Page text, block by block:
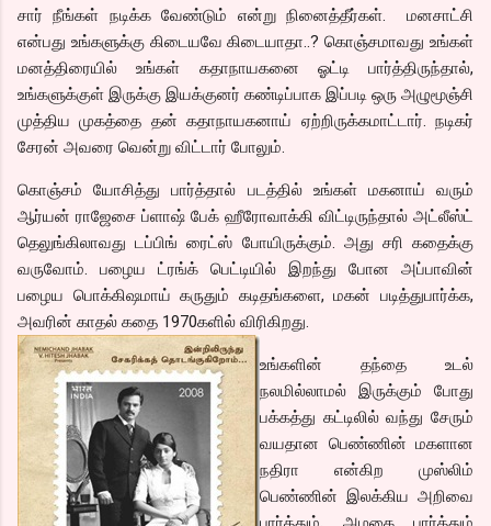
சார் நீங்கள் நடிக்க வேண்டும் என்று நினைத்தீர்கள். மனசாட்சி
என்பது உங்களுக்கு கிடையவே கிடையாதா..? கொஞ்சமாவது உங்கள்
மனத்திரையில் உங்கள் கதாநாயகனை ஓட்டி பார்த்திருந்தால்,
உங்களுக்குள் இருக்கு இயக்குனர் கண்டிப்பாக இப்படி ஒரு அழுமூஞ்சி
முத்திய முகத்தை தன் கதாநாயகனாய் ஏற்றிருக்கமாட்டார். நடிகர்
சேரன் அவரை வென்று விட்டார் போலும்.
கொஞ்சம் யோசித்து பார்த்தால் படத்தில் உங்கள் மகனாய் வரும்
ஆர்யன் ராஜேசை ப்ளாஷ் பேக் ஹீரோவாக்கி விட்டிருந்தால் அட்லீஸ்ட்
தெலுங்கிலாவது டப்பிங் ரைட்ஸ் போயிருக்கும். அது சரி கதைக்கு
வருவோம். பழைய ட்ரங்க் பெட்டியில் இறந்து போன அப்பாவின்
பழைய பொக்கிஷமாய் கருதும் கடிதங்களை, மகன் படித்துபார்க்க,
அவரின் காதல் கதை 1970களில் விரிகிறது.
உங்களின் தந்தை உடல்
நலமில்லாமல் இருக்கும் போது
பக்கத்து கட்டிலில் வந்து சேரும்
வயதான பெண்ணின் மகளான
நதிரா என்கிற முஸ்லிம்
பெண்ணின் இலக்கிய அறிவை